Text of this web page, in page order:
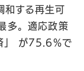
和する再生可
多。適応政策
」 が75.6%で